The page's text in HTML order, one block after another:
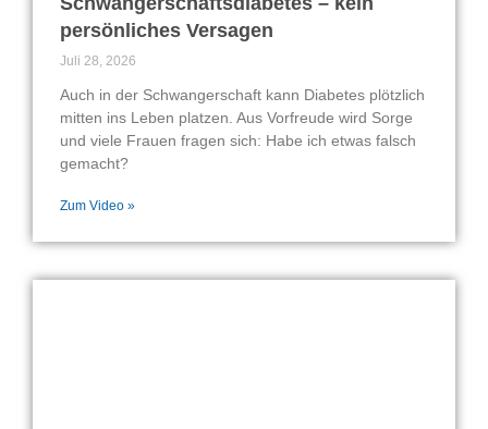
persönliches Versagen
Juli 28, 2026
Auch in der Schwangerschaft kann Diabetes plötzlich
mitten ins Leben platzen. Aus Vorfreude wird Sorge
und viele Frauen fragen sich: Habe ich etwas falsch
gemacht?
Zum Video »